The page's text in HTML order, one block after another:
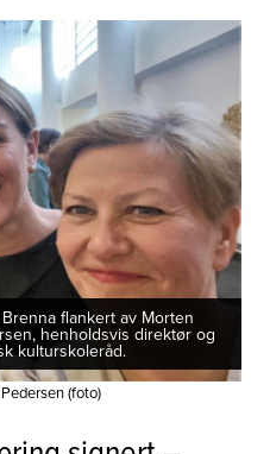
flankert av Morten
henholdsvis direktør og
kulturskoleråd.
(foto)